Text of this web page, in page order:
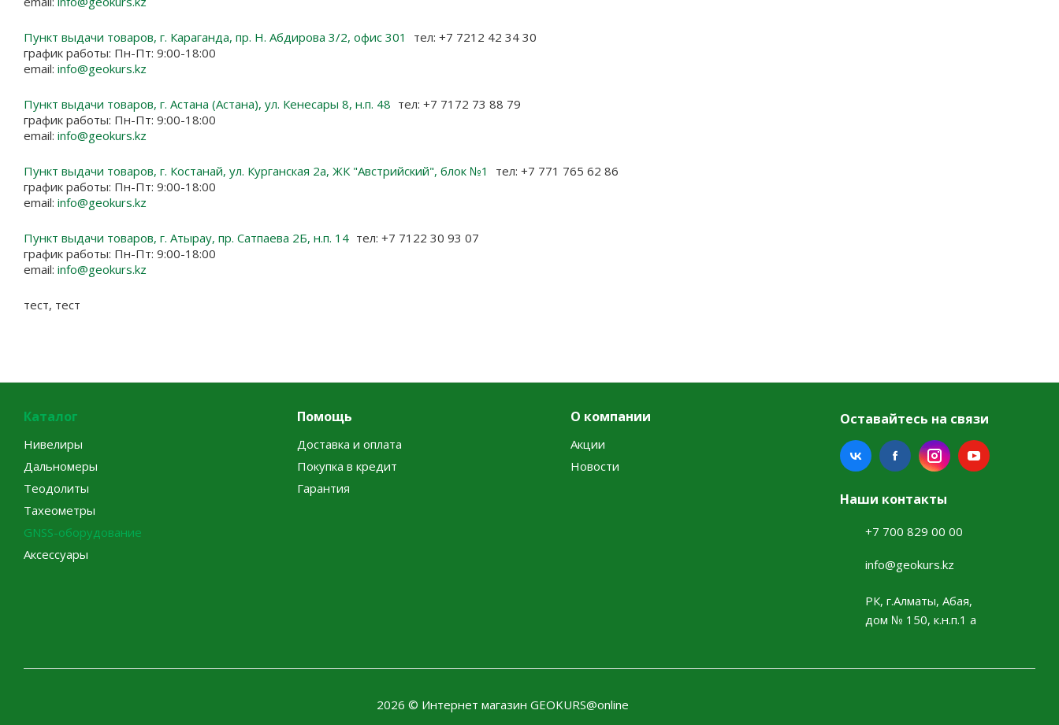
Пункт выдачи товаров, г. Караганда, пр. Н. Абдирова 3/2, офис 301
тел: +7 7212 42 34 30
график работы: Пн-Пт: 9:00-18:00
email: info@geokurs.kz
Пункт выдачи товаров, г. Астана (Астана), ул. Кенесары 8, н.п. 48 тел: +7 7172 73 88 79
график работы: Пн-Пт: 9:00-18:00
email: info@geokurs.kz
Пункт выдачи товаров, г. Костанай, ул. Курганская 2а, ЖК "Австрийский", блок №1
тел: +7 771 765 62 86
график работы: Пн-Пт: 9:00-18:00
email: info@geokurs.kz
Пункт выдачи товаров, г. Атырау, пр. Сатпаева 2Б, н.п. 14 тел: +7 7122 30 93 07
график работы: Пн-Пт: 9:00-18:00
email: info@geokurs.kz
тест, тест
Каталог
Нивелиры
Дальномеры
Теодолиты
Тахеометры
GNSS-оборудование
Аксессуары
Помощь
Доставка и оплата
Покупка в кредит
Гарантия
О компании
Акции
Новости
Оставайтесь на связи
Наши контакты
+7 700 829 00 00
info@geokurs.kz
РК, г.Алматы, Абая,
дом № 150, к.н.п.1 а
2026 © Интернет магазин GEOKURS@online